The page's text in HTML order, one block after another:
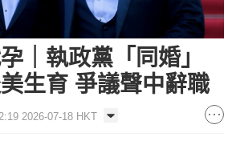
｜執政黨「同婚」
生育 爭議聲中辭職
2026-07-18 HKT